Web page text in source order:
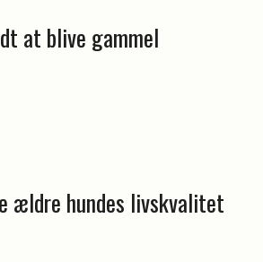
at blive gammel
ældre hundes livskvalitet